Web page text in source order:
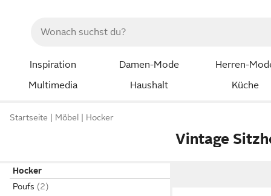
Inspiration Damen-Mode Herren-
Multimedia
Haushalt Küche
Startseite Möbel Hocker
Vintage
Hocker
Poufs